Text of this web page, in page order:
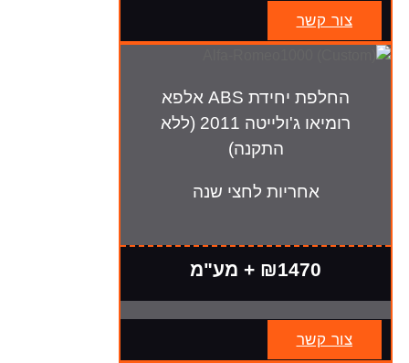
צור קשר
החלפת יחידת ABS אלפא
רומיאו ג'ולייטה 2011 (ללא
התקנה)
אחריות לחצי שנה
₪1470 + מע"מ
צור קשר